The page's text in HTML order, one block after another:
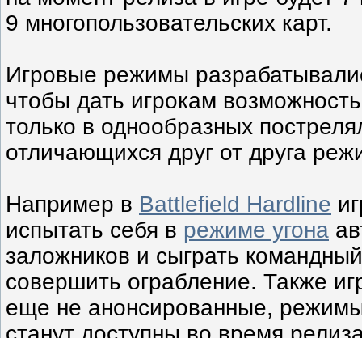
9 многопользовательских карт.
Игровые режимы
чтобы дать игрокам
только в однообразных
отличающихся друг от друга
Например в Battlefield Hardline
испытать себя в режиме угона
заложников и сыграть
совершить ограбление. Также
еще не анонсированные,